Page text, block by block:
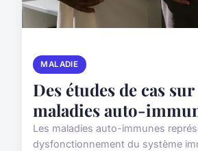
MALADIE
Des études de cas sur
maladies auto-
Les maladies auto-immunes
dysfonctionnement du système